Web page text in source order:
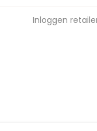
Inloggen